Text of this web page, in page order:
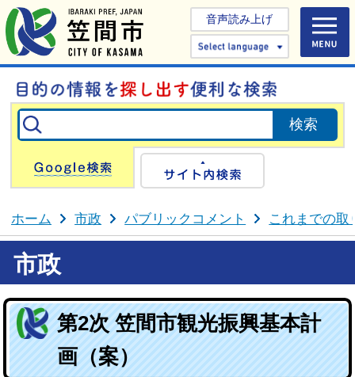
音声読み上げ
Select
Google検索
ホーム 市政 パブリックコメント これまでの取
市政
第2次 笠間市観光振興基本計
画（案）